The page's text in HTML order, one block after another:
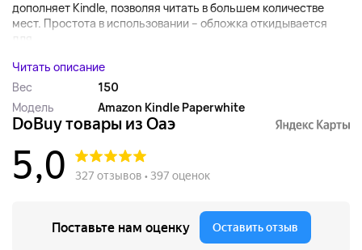
дополняет Kindle, позволяя читать в большем количестве
мест. Простота в использовании – обложка откидывается
для...
Читать описание
Вес
150
Модель
Amazon Kindle Paperwhite